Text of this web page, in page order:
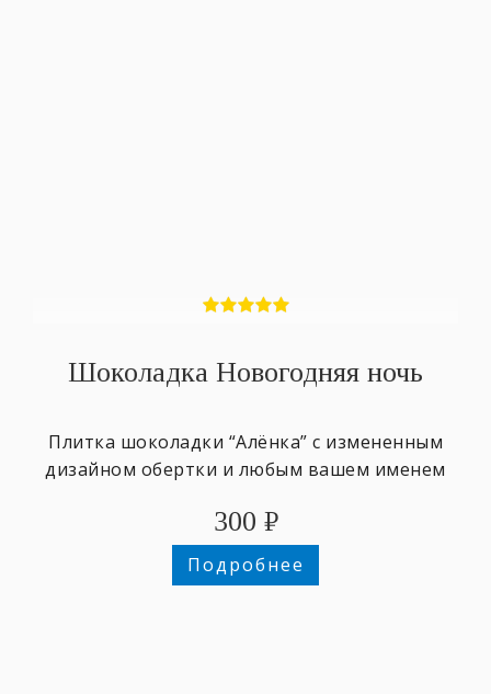
Шоколадка Новогодняя ночь
Плитка шоколадки “Алёнка” с измененным
дизайном обертки и любым вашем именем
300 ₽
Подробнее